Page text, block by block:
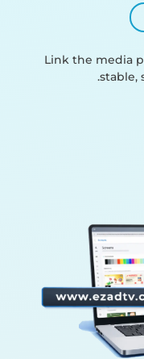
Link the media
stable,